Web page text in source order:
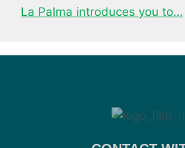
La Palma introduces you to…